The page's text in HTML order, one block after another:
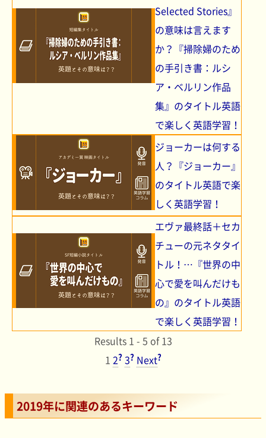
Selected Stories』
の意味は言えます
か？『掃除婦のため
の手引き書：ルシ
ア・ベルリン作品
集』のタイトル英語
で楽しく英語学習！
ジョーカーは何する
人？『ジョーカー』
のタイトル英語で楽
しく英語学習！
エヴァ最終話＋セカ
チューの元ネタタイ
トル！…『世界の中
心で愛を叫んだけも
の』のタイトル英語
で楽しく英語学習！
Results 1 - 5 of 13
1 2? 3? Next?
2019年に関連のあるキーワード